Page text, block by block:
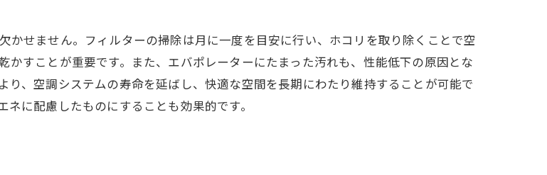
術がもたらす空調の新たな可能性
調システムの監視と管理
ームとの連携
せません。フィルターの掃除は月に一度を目安に行い、ホコリを取り除くことで空
すことが重要です。また、エバポレーターにたまった汚れも、性能低下の原因とな
、空調システムの寿命を延ばし、快適な空間を長期にわたり維持することが可能で
に配慮したものにすることも効果的です。